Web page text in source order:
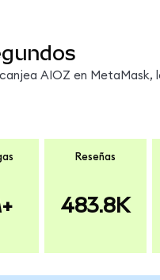
AIOZ en
Reseñas
483.8K